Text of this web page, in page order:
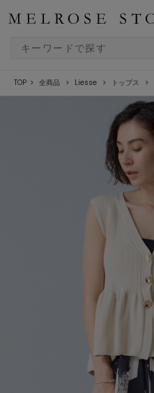
TOP 全商品 Liesse トップス